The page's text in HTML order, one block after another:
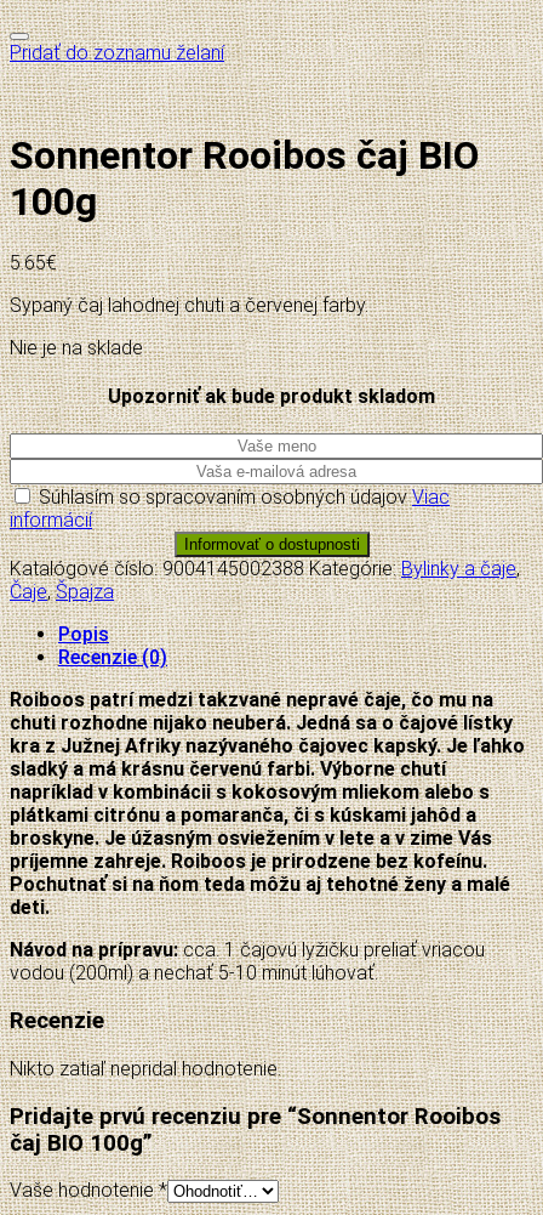
Pridať do zoznamu želaní
Sonnentor Rooibos čaj BIO
100g
5.65€
Sypaný čaj lahodnej chuti a červenej farby.
Nie je na sklade
Upozorniť ak bude produkt skladom
Súhlasím so spracovaním osobných údajovViac
informácií
Katalógové číslo:9004145002388 Kategórie:Bylinky a čaje,
Čaje,Špajza
Popis
Recenzie (0)
Roiboos patrí medzi takzvané nepravé čaje, čo mu na
chuti rozhodne nijako neuberá. Jedná sa o čajové lístky
kra z Južnej Afriky nazývaného čajovec kapský. Je ľahko
sladký a má krásnu červenú farbi. Výborne chutí
napríklad v kombinácii s kokosovým mliekom alebo s
plátkami citrónu a pomaranča, či s kúskami jahôd a
broskyne. Je úžasným osviežením v lete a v zime Vás
príjemne zahreje. Roiboos je prirodzene bez kofeínu.
Pochutnať si na ňom teda môžu aj tehotné ženy a malé
deti.
Návod na prípravu:cca. 1 čajovú lyžičku preliať vriacou
vodou (200ml) a nechať 5-10 minút lúhovať.
Recenzie
Nikto zatiaľ nepridal hodnotenie.
Pridajte prvú recenziu pre “Sonnentor Rooibos
čaj BIO 100g”
Vaše hodnotenie*